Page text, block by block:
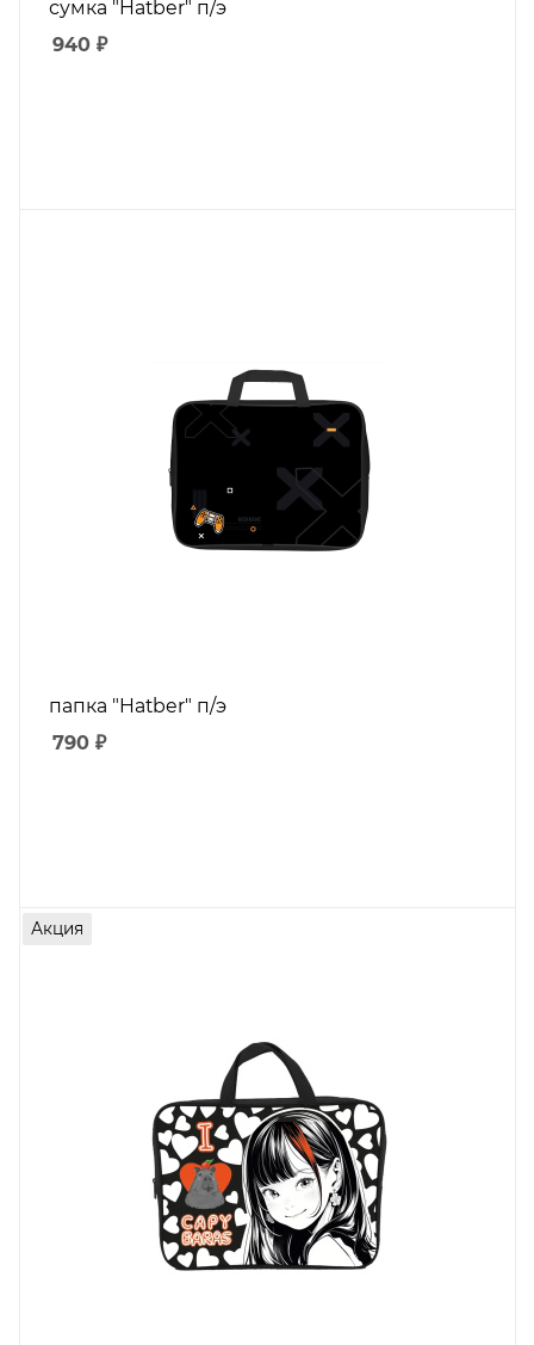
сумка "Hatber" п/э
940 ₽
папка "Hatber" п/э
790 ₽
Акция